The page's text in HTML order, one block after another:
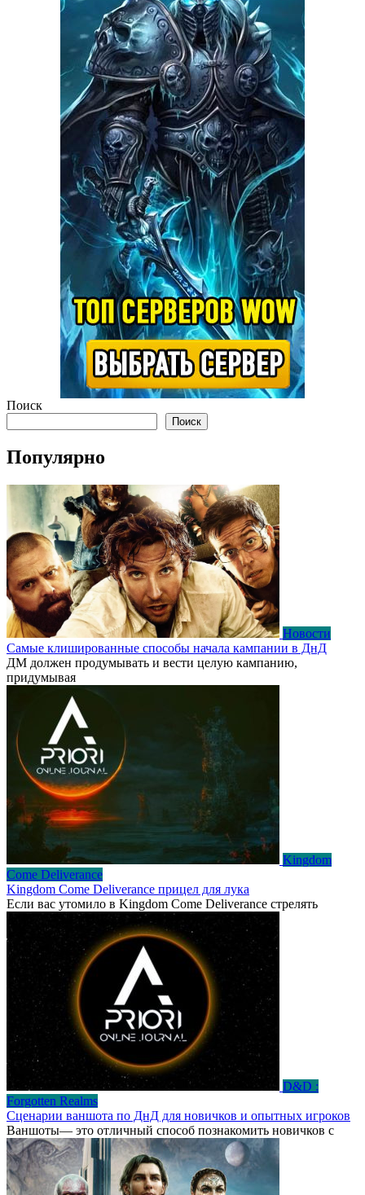
Поиск
Поиск
Популярно
Новости
Самые клишированные способы начала кампании в ДнД
ДМ должен продумывать и вести целую кампанию,
придумывая
Kingdom
Come Deliverance
Kingdom Come Deliverance прицел для лука
Если вас утомило в Kingdom Come Deliverance стрелять
D&D :
Forgotten Realms
Сценарии ваншота по ДнД для новичков и опытных игроков
Ваншоты— это отличный способ познакомить новичков с